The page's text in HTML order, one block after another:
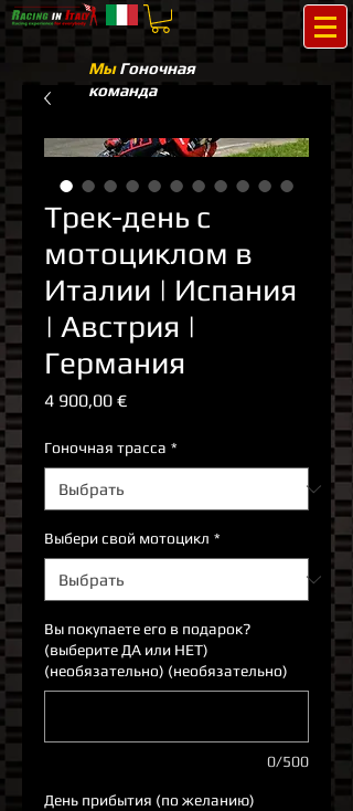
МыГоночная
команда
Трек-день с
мотоциклом в
Италии | Испания
| Австрия |
Германия
4 900,00 €Цена
Гоночная трасса *
Выбери свой мотоцикл *
Вы покупаете его в подарок?
(выберите ДА или НЕТ)
(необязательно) (необязательно)
0/500
День прибытия (по желанию)